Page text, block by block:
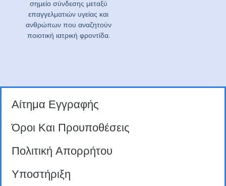
σημείο σύνδεσης μεταξύ
επαγγελματιών υγείας και
ανθρώπων που αναζητούν
ποιοτική ιατρική φροντίδα.
Αίτημα Εγγραφής
Όροι Και Προυποθέσεις
Πολιτική Απορρήτου
Υποστήριξη